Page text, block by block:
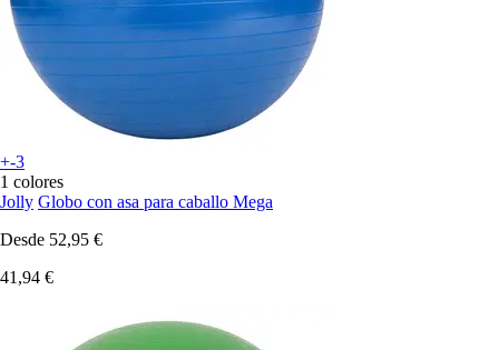
+-3
1 colores
Jolly Globo con asa para caballo Mega
Desde 52,95 €
41,94 €